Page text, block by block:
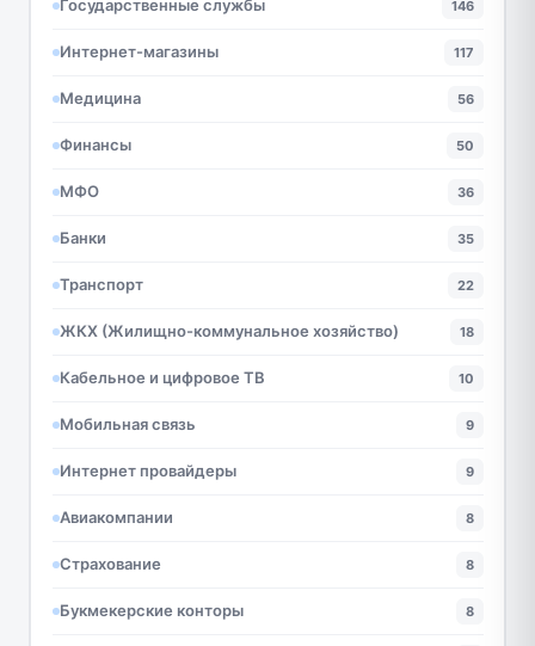
Государственные службы 146
Интернет-магазины 117
Медицина 56
Финансы 50
МФО 36
Банки 35
Транспорт 22
ЖКХ (Жилищно-коммунальное хозяйство) 18
Кабельное и цифровое ТВ 10
Мобильная связь 9
Интернет провайдеры 9
Авиакомпании 8
Страхование 8
Букмекерские конторы 8